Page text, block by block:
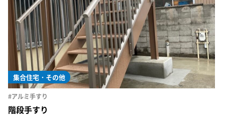
集合住宅・その他
#アルミ手すり
階段手すり